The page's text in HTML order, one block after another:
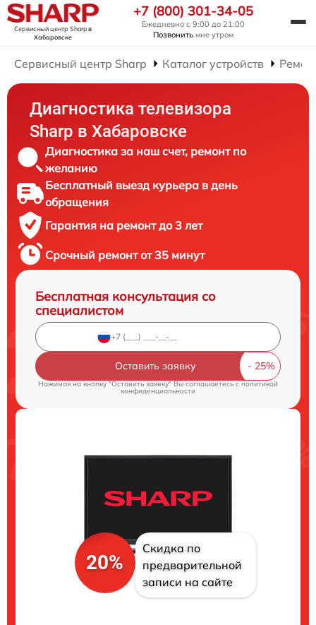
Сервисный центр Sharpв
Хабаровске
+7 (800) 301-34-05
Ежедневно с 9:00 до 21:00
Позвонить мне утром
Сервисный центр Sharp Каталог устройств
Диагностика телевизора
Sharp в Хабаровске
Диагностика за наш счет, ремонт по
желанию
Бесплатный выезд курьера в день
обращения
Гарантия на ремонт до 3 лет
Срочный ремонт от 35 минут
Бесплатная консультация со
специалистом
Оставить заявку
Нажимая на кнопку "Оставить заявку" Вы соглашаетесь cполитикой
конфиденциальности
20%
Скидка по
предварительной
записи на сайте